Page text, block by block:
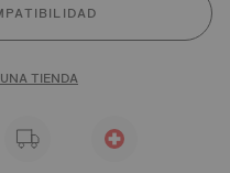
TIENDA